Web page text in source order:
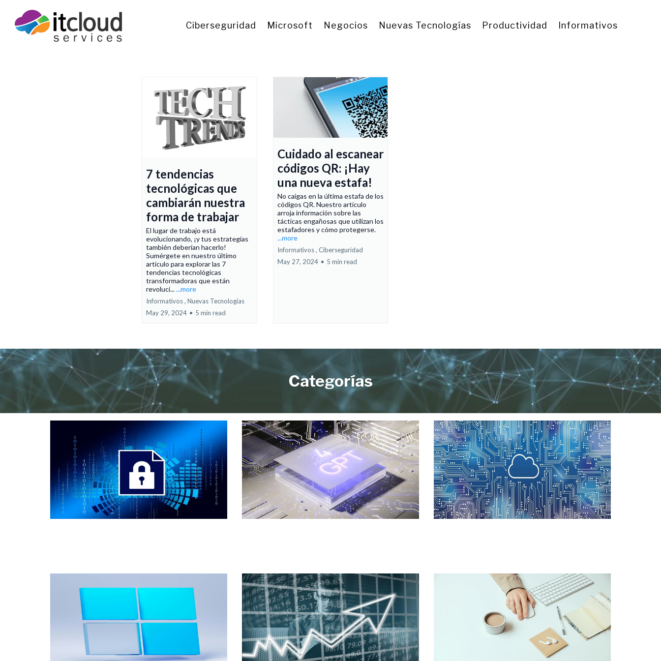
Ciberseguridad Microsoft Negocios Nuevas Tecnologías Productividad Informativos
7 tendencias
tecnológicas que
cambiarán nuestra
forma de trabajar
El lugar de trabajo está
evolucionando, ¡y tus estrategias
también deberían hacerlo!
Sumérgete en nuestro último
artículo para explorar las 7
tendencias tecnológicas
transformadoras que están
revoluci......more
Informativos , Nuevas Tecnologías
May 29, 2024 • 5 min read
Cuidado al escanear
códigos QR: ¡Hay
una nueva estafa!
No caigas en la última estafa de los
códigos QR. Nuestro artículo
arroja información sobre las
tácticas engañosas que utilizan los
estafadores y cómo protegerse.
...more
Informativos , Ciberseguridad
May 27, 2024 • 5 min read
Categorías